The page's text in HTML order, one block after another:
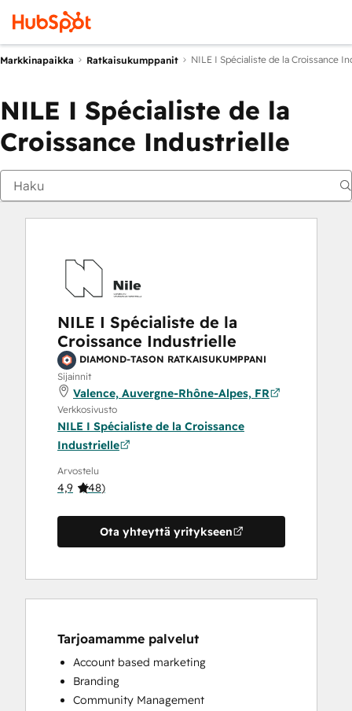
Markkinapaikka Ratkaisukumppanit NILE I Spécialiste de la Croissance
NILE I Spécialiste de la
Croissance Industrielle
NILE I Spécialiste de la
Croissance Industrielle
DIAMOND-TASON RATKAISUKUMPPANI
Sijainnit
Valence, Auvergne-Rhône-Alpes, FR
Verkkosivusto
NILE I Spécialiste de la Croissance
Industrielle
Arvostelu
4,9 (48)
Ota yhteyttä yritykseen
Tarjoamamme palvelut
Account based marketing
Branding
Community Management